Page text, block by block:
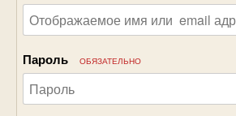
Пароль ОБЯЗАТЕЛЬНО